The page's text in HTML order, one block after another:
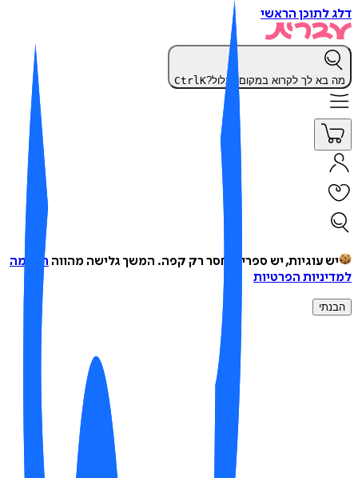
לתוכן הראשי
בא לך לקרוא במקום לגלול? CtrlK
יש עוגיות, יש ספרים, חסר רק קפה.המשך גלישה מהווההסכמה
הפרטיות